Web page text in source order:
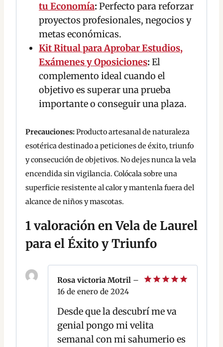
tu Economía: Perfecto para reforzar
proyectos profesionales, negocios y
metas económicas.
Kit Ritual para Aprobar Estudios,
Exámenes y Oposiciones: El
complemento ideal cuando el
objetivo es superar una prueba
importante o conseguir una plaza.
Precauciones:Producto artesanal de naturaleza
esotérica destinado a peticiones de éxito, triunfo
y consecución de objetivos. No dejes nunca la vela
encendida sin vigilancia. Colócala sobre una
superficie resistente al calor y mantenla fuera del
alcance de niños y mascotas.
1 valoración enVela de Laurel
para el Éxito y Triunfo
Rosa victoria Motril –
16 de enero de 2024
Desde que la descubrí me va
genial pongo mi velita
semanal con mi sahumerio es